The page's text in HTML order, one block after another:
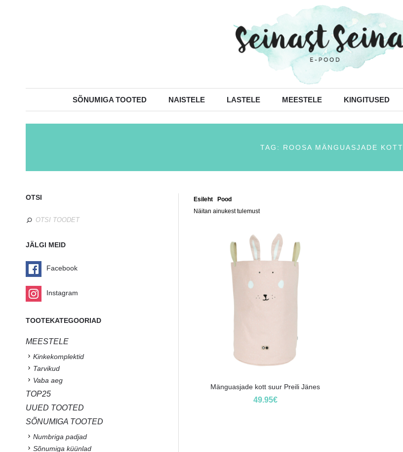
SÕNUMIGA TOOTED NAISTELE LASTELE MEESTELE KINGITUSED
TAG: ROOSA MÄNGUASJADE KOTT
Esileht /Pood
Näitan ainukest tulemust
Mänguasjade kott suur Preili Jänes
49.95€
OTSI
JÄLGI MEID
Facebook
Instagram
TOOTEKATEGOORIAD
MEESTELE
Kinkekomplektid
Tarvikud
Vaba aeg
TOP25
UUED TOOTED
SÕNUMIGA TOOTED
Numbriga padjad
Sõnumiga küünlad